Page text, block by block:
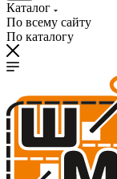
Каталог
По всему сайту
По каталогу